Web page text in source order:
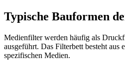
Typische Bauformen
Medienfilter werden häufig als
ausgeführt. Das Filterbett besteht aus
spezifischen Medien.